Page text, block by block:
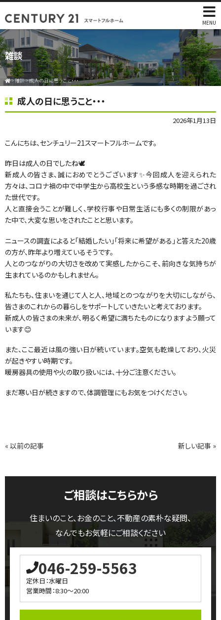
MENU
雑談
>雑談>成人の日に思うこと・・・
成人の日に思うこと・・・
2026年1月13日
こんにちは、センチュリー21スマートフルホームです。
昨日は成人の日でしたね🕊️
新成人の皆さま、誠におめでとうございます✨今回成人を迎えられた
方々は、コロナ禍の中で中学生から高校生という多感な時期を過ごされ
た世代です。
人と直接会うことが難しく、学校行事や日常生活にも多くの制限があっ
た中で、大変な思いをされたことと思います。
ニュースの調査によると「結婚したい」「将来に希望がある」と答えた20歳
の方が、昨年より増えているそうです。
人とのつながりの大切さを改めて実感したからこそ、前向きな気持ちが
生まれているのかもしれません。
私たちも、住まいを通じて人と人、地域とのつながりを大切にしながら、
皆さまのこれからの暮らしをサポートしていきたいと考えております。
新成人の皆さまの未来が、明るく希望に満ちたものになりますよう願って
います😊
また、ここ最近は風の強い日が続いています。空気も乾燥しており、火災
が起きやすい時期です。
暖房器具の使用や火の取り扱いには、十分ご注意ください。
まだ寒い日が続きますので、体調管理にもお気をつけください。
« 以前の記事 新しい記事 »
ご相談はこちらから
住まいのこと、お金のこと、不動産の素朴な疑問、
なんでもお気軽にご相談ください
046-259-5563
定休日：水曜日
営業時間：8:30～20:00